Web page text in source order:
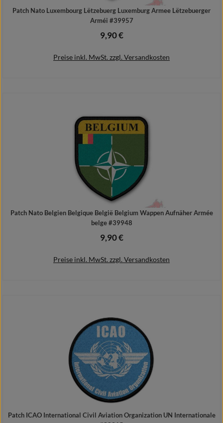
Patch Nato Luxembourg Lëtzebuerg Luxemburg Armee Lëtzebuerger
Arméi #39957
Regulärer Preis:
9,90 €
Preise inkl. MwSt. zzgl. Versandkosten
Patch Nato Belgien Belgique België Belgium Wappen Aufnäher Armée
belge #39948
Regulärer Preis:
9,90 €
Preise inkl. MwSt. zzgl. Versandkosten
Patch ICAO International Civil Aviation Organization UN Internationale